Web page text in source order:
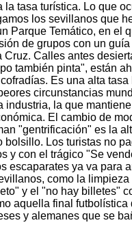
la tasa turística. Lo que
los sevillanos que
Parque Temático, en el
de grupos con un
Cruz. Calles antes
también pinta", están
Es una alta
circunstancias
industria, la que
El cambio de
"gentrificación" es la
bolsillo. Los turistas no
y con el trágico "Se
escaparates ya va para
como la
y el "no hay billetes"
aquella final
y alemanes que se